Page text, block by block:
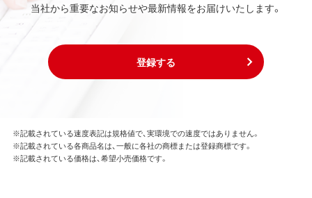
当社から重要なお知らせや最新情報をお届けいたします。
登録する
※記載されている速度表記は規格値で、実環境での速度ではありません。
※記載されている各商品名は、一般に各社の商標または登録商標です。
※記載されている価格は、希望小売価格です。